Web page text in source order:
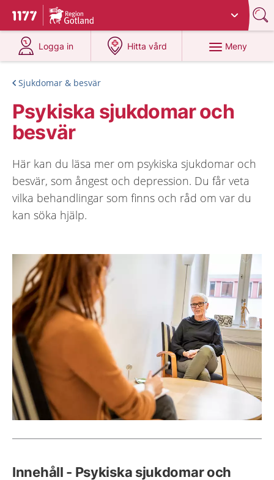
Till startsidan för 1177
Du har valt region
Logga in
på 1177.se
Hitta vård
på 1177.se
Meny
Sjukdomar & besvär
Psykiska sjukdomar och
besvär
Här kan du läsa mer om psykiska sjukdomar och
besvär, som ångest och depression. Du får veta
vilka behandlingar som finns och råd om var du
kan söka hjälp.
Innehåll - Psykiska sjukdomar och